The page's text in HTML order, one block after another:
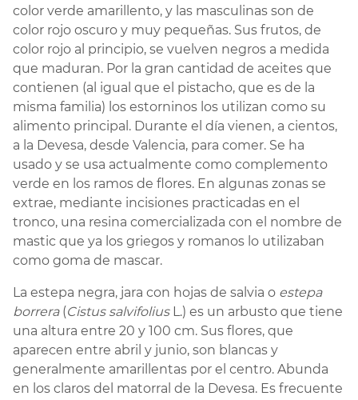
color verde amarillento, y las masculinas son de
color rojo oscuro y muy pequeñas. Sus frutos, de
color rojo al principio, se vuelven negros a medida
que maduran. Por la gran cantidad de aceites que
contienen (al igual que el pistacho, que es de la
misma familia) los estorninos los utilizan como su
alimento principal. Durante el día vienen, a cientos,
a la Devesa, desde Valencia, para comer. Se ha
usado y se usa actualmente como complemento
verde en los ramos de flores. En algunas zonas se
extrae, mediante incisiones practicadas en el
tronco, una resina comercializada con el nombre de
mastic que ya los griegos y romanos lo utilizaban
como goma de mascar.
La estepa negra, jara con hojas de salvia o estepa
borrera(Cistus salvifoliusL.) es un arbusto que tiene
una altura entre 20 y 100 cm. Sus flores, que
aparecen entre abril y junio, son blancas y
generalmente amarillentas por el centro. Abunda
en los claros del matorral de la Devesa. Es frecuente